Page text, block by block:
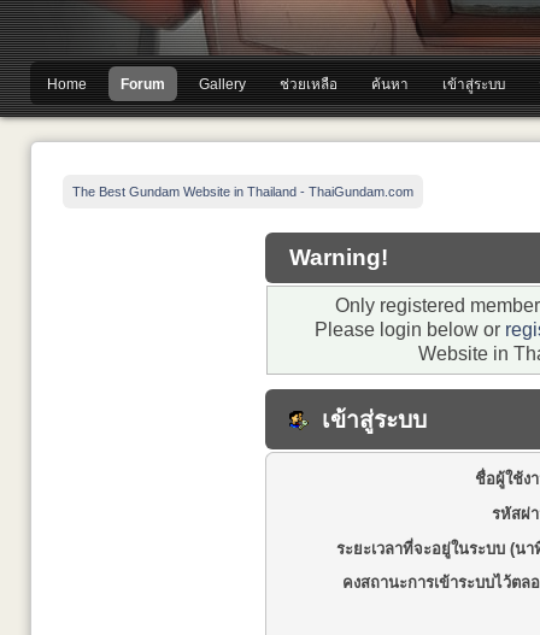
Home Forum Gallery ช่วยเหลือ ค้นหา เข้าสู่ระบบ
The Best Gundam Website in Thailand - ThaiGundam.com
Warning!
Only registered
Please login below or
Website in
เข้าสู่ระบบ
ชื่อผู้ใช้ง
รหัสผ่
ระยะเวลาที่จะอยู่ในระบบ (นา
คงสถานะการเข้าระบบไว้ตล